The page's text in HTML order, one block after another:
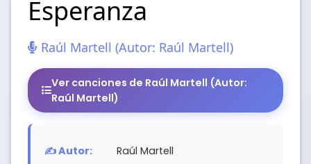
Esperanza
Raúl Martell (Autor: Raúl Martell)
Ver canciones de Raúl Martell (Autor:
Raúl Martell)
✍️ Autor:
Raúl Martell